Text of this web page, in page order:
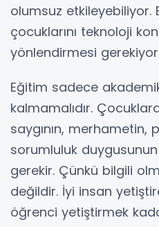
olumsuz etkileyebiliyor.
çocuklarını teknoloji
yönlendirmesi
Eğitim sadece akademik
kalmamalıdır.
saygının, merhametin,
sorumluluk
gerekir. Çünkü bilgili
değildir. İyi insan
öğrenci yetiştirmek